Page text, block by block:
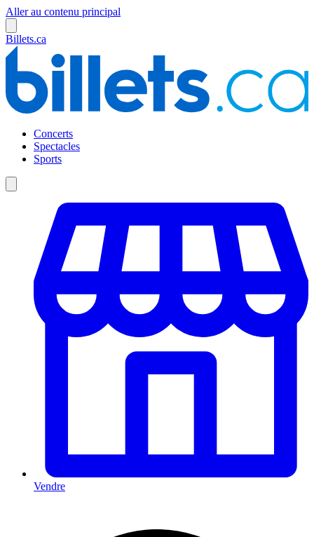
Aller au contenu principal
Billets.ca
Concerts
Spectacles
Sports
Vendre